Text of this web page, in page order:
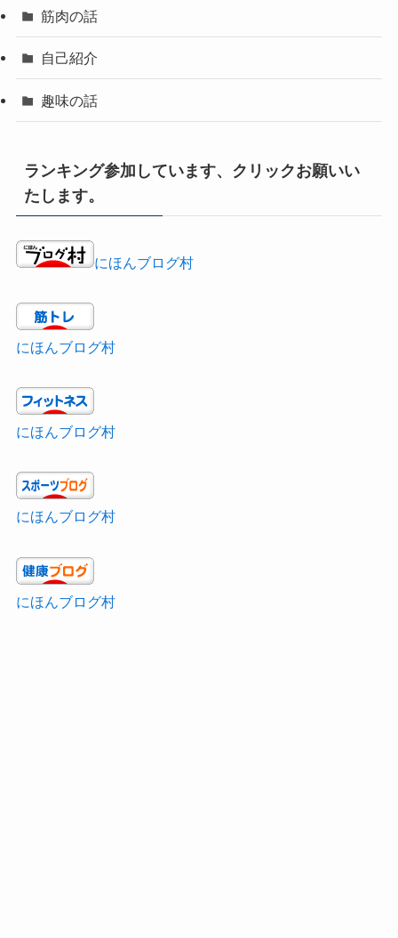
筋肉の話
自己紹介
趣味の話
ランキング参加しています、クリックお願いい
たします。
にほんブログ村
にほんブログ村
にほんブログ村
にほんブログ村
にほんブログ村